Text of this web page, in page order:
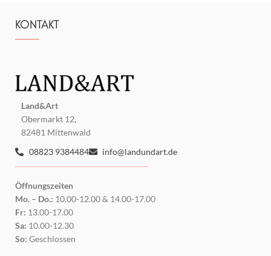
KONTAKT
Land&Art
Obermarkt 12,
82481 Mittenwald
08823 9384484
info@landundart.de
Öffnungszeiten
Mo. – Do.: 10.00-12.00 & 14.00-17.00
Fr: 13.00-17.00
Sa: 10.00-12.30
So: Geschlossen